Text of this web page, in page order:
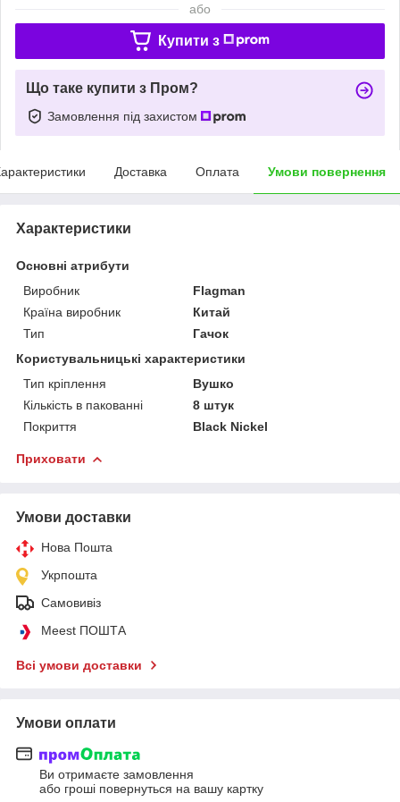
або
Купити з
Що таке купити з Пром?
Замовлення під захистом
Доставка Оплата Умови повернення
Характеристики
Основні атрибути
Виробник
Flagman
Країна виробник
Китай
Тип
Гачок
Користувальницькі характеристики
Тип кріплення
Вушко
Кількість в пакованні
8 штук
Покриття
Black Nickel
Приховати
Умови доставки
Нова Пошта
Укрпошта
Самовивіз
Meest ПОШТА
Всі умови доставки
Умови оплати
Ви отримаєте замовлення
або гроші повернуться на вашу картку